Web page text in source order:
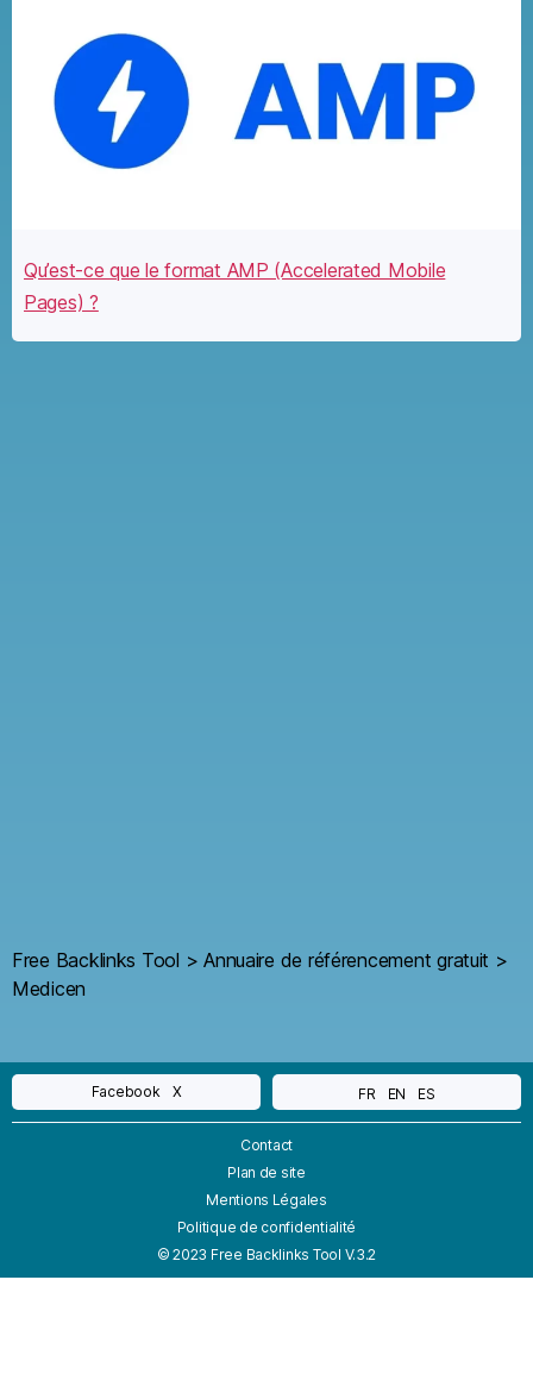
Qu’est-ce que le format AMP (Accelerated Mobile
Pages) ?
Free Backlinks Tool >Annuaire de référencement gratuit >
Medicen
Facebook X FR EN ES
© 2023 Free Backlinks Tool V.3.2
Contact
Plan de site
Mentions Légales
Politique de confidentialité